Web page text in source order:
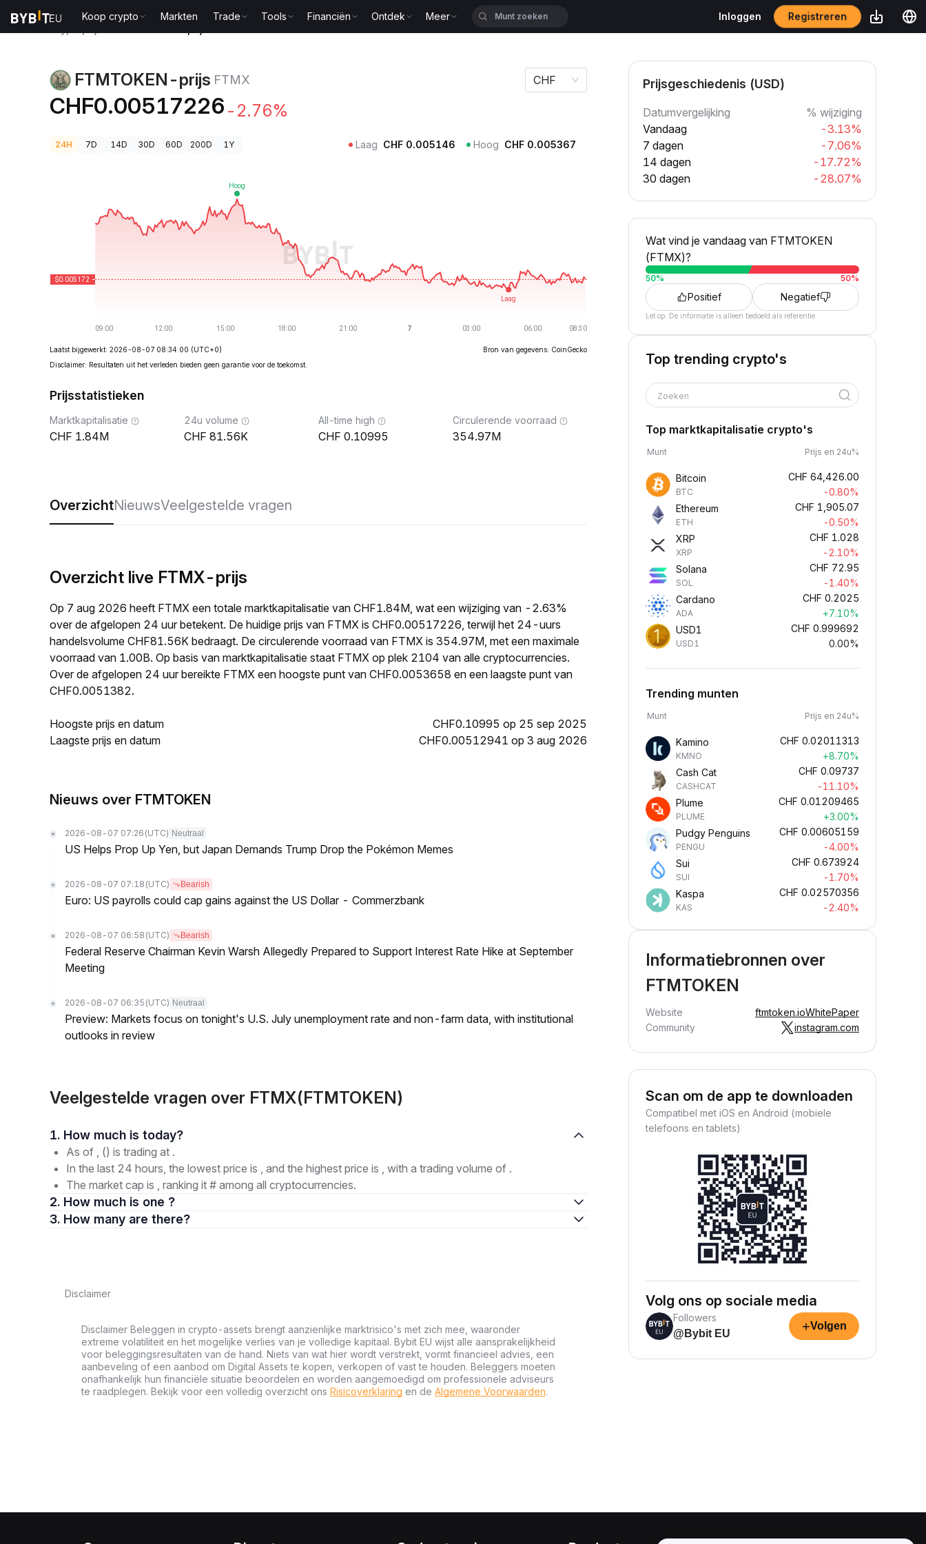
Koop crypto Markten Trade Tools Financiën Ontdek Meer Inloggen Registreren
FTMTOKEN-prijs FTMX
CHF0.00517226 -2.76%
CHF
24H 7D 14D 30D 60D 200D 1Y Laag CHF 0.005146 Hoog CHF 0.005367
Laatst bijgewerkt: 2026-08-07 08:34:00 (UTC+0)
Bron van gegevens: CoinGecko
Disclaimer: Resultaten uit het verleden bieden geen garantie voor de toekomst.
Prijsstatistieken
Marktkapitalisatie
1.84M
24u volume
81.56K
All-time high
0.10995
Circulerende voorraad
354.97M
OverzichtNieuwsVeelgestelde vragen
Overzicht live FTMX-prijs
Op 7 aug 2026 heeft FTMX een totale marktkapitalisatie van CHF1.84M, wat een wijziging van -2.63%
over de afgelopen 24 uur betekent. De huidige prijs van FTMX is CHF0.00517226, terwijl het 24-uurs
handelsvolume CHF81.56K bedraagt. De circulerende voorraad van FTMX is 354.97M, met een maximale
voorraad van 1.00B. Op basis van marktkapitalisatie staat FTMX op plek 2104 van alle cryptocurrencies.
Over de afgelopen 24 uur bereikte FTMX een hoogste punt van CHF0.0053658 en een laagste punt van
CHF0.0051382.
Hoogste prijs en datum
CHF0.10995 op 25 sep 2025
Laagste prijs en datum
CHF0.00512941 op 3 aug 2026
Nieuws over FTMTOKEN
2026-08-07 07:26 (UTC) Neutraal
US Helps Prop Up Yen, but Japan Demands Trump Drop the Pokémon Memes
2026-08-07 07:18 (UTC) Bearish
Euro: US payrolls could cap gains against the US Dollar - Commerzbank
2026-08-07 06:58 (UTC) Bearish
Federal Reserve Chairman Kevin Warsh Allegedly Prepared to Support Interest Rate Hike at September
Meeting
2026-08-07 06:35 (UTC) Neutraal
Preview: Markets focus on tonight's U.S. July unemployment rate and non-farm data, with institutional
outlooks in review
Veelgestelde vragen over FTMX(FTMTOKEN)
1. How much is today?
As of , () is trading at .
In the last 24 hours, the lowest price is , and the highest price is , with a trading volume of .
The market cap is , ranking it # among all cryptocurrencies.
2. How much is one ?
3. How many are there?
Disclaimer
Disclaimer Beleggen in crypto-assets brengt aanzienlijke marktrisico's met zich mee, waaronder
extreme volatiliteit en het mogelijke verlies van je volledige kapitaal. Bybit EU wijst alle aansprakelijkheid
voor beleggingsresultaten van de hand. Niets van wat hier wordt verstrekt, vormt financieel advies, een
aanbeveling of een aanbod om Digital Assets te kopen, verkopen of vast te houden. Beleggers moeten
onafhankelijk hun financiële situatie beoordelen en worden aangemoedigd om professionele adviseurs
te raadplegen. Bekijk voor een volledig overzicht ons Risicoverklaring en de Algemene Voorwaarden.
Prijsgeschiedenis (USD)
Datumvergelijking
% wijziging
Vandaag
-3.13%
7 dagen
-7.06%
14 dagen
-17.72%
30 dagen
-28.07%
Wat vind je vandaag van FTMTOKEN
(FTMX)?
50% 50%
Positief Negatief
Let op: De informatie is alleen bedoeld als referentie.
Top trending crypto's
Zoeken
Top marktkapitalisatie crypto's
Munt Prijs en 24u%
Bitcoin
BTC
CHF 64,426.00
-0.80%
Ethereum
ETH
CHF 1,905.07
-0.50%
XRP
XRP
CHF 1.028
-2.10%
Solana
SOL
CHF 72.95
-1.40%
Cardano
ADA
CHF 0.2025
+7.10%
USD1
USD1
CHF 0.999692
0.00%
Trending munten
Munt Prijs en 24u%
Kamino
KMNO
CHF 0.02011313
+8.70%
Cash Cat
CASHCAT
CHF 0.09737
-11.10%
Plume
PLUME
CHF 0.01209465
+3.00%
Pudgy Penguins
PENGU
CHF 0.00605159
-4.00%
Sui
SUI
CHF 0.673924
-1.70%
Kaspa
KAS
CHF 0.02570356
-2.40%
Informatiebronnen over
FTMTOKEN
Website ftmtoken.ioWhitePaper
Community
instagram.com
Scan om de app te downloaden
Compatibel met iOS en Android (mobiele
telefoons en tablets)
Volg ons op sociale media
Followers
@Bybit EU
+Volgen